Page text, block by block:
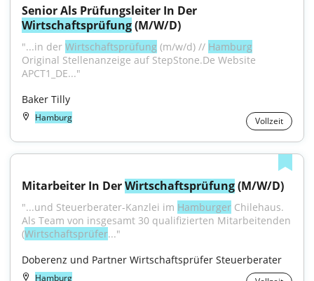
Wirtschaftsprüfung (M/W/D)
"...in der Wirtschaftsprüfung (m/w/d) // Hamburg
Original Stellenanzeige auf StepStone.De Website
APCT1_DE..."
Baker Tilly
Hamburg Vollzeit
Mitarbeiter In Der Wirtschaftsprüfung (M/W/D)
"...und Steuerberater-Kanzlei im Hamburger Chilehaus.
Als Team von insgesamt 30 qualifizierten Mitarbeitenden
(Wirtschaftsprüfer..."
Doberenz und Partner Wirtschaftsprüfer Steuerberater
Hamburg